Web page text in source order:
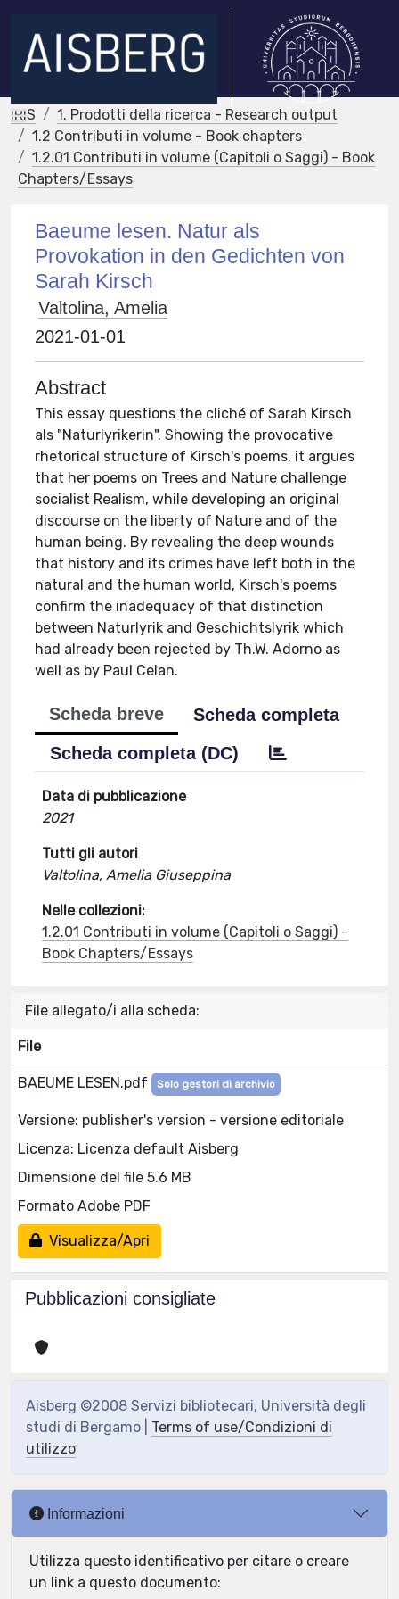
IRIS
1. Prodotti della ricerca - Research output
1.2 Contributi in volume - Book chapters
1.2.01 Contributi in volume (Capitoli o Saggi) - Book
Chapters/Essays
Baeume lesen. Natur als
Provokation in den Gedichten von
Sarah Kirsch
Valtolina, Amelia
2021-01-01
Abstract
This essay questions the cliché of Sarah Kirsch
als "Naturlyrikerin". Showing the provocative
rhetorical structure of Kirsch's poems, it argues
that her poems on Trees and Nature challenge
socialist Realism, while developing an original
discourse on the liberty of Nature and of the
human being. By revealing the deep wounds
that history and its crimes have left both in the
natural and the human world, Kirsch's poems
confirm the inadequacy of that distinction
between Naturlyrik and Geschichtslyrik which
had already been rejected by Th.W. Adorno as
well as by Paul Celan.
Scheda breve
Scheda completa
Scheda completa (DC)
Data di pubblicazione
2021
Tutti gli autori
Valtolina, Amelia Giuseppina
Nelle collezioni:
1.2.01 Contributi in volume (Capitoli o Saggi) -
Book Chapters/Essays
File allegato/i alla scheda:
File
BAEUME LESEN.pdf Solo gestori di archivio
Versione: publisher's version - versione editoriale
Licenza: Licenza default Aisberg
Dimensione del file 5.6 MB
Formato Adobe PDF
Visualizza/Apri
Pubblicazioni consigliate
Aisberg ©2008 Servizi bibliotecari, Università degli
studi di Bergamo | Terms of use/Condizioni di
utilizzo
Informazioni
Utilizza questo identificativo per citare o creare
un link a questo documento: